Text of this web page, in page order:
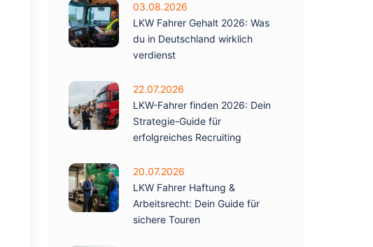
03.08.2026
LKW Fahrer Gehalt 2026: Was
du in Deutschland wirklich
verdienst
22.07.2026
LKW-Fahrer finden 2026: Dein
Strategie-Guide für
erfolgreiches Recruiting
20.07.2026
LKW Fahrer Haftung &
Arbeitsrecht: Dein Guide für
sichere Touren